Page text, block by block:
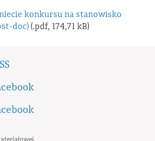
konkursu na stanowisko
doc)(.pdf, 174,71 kB)